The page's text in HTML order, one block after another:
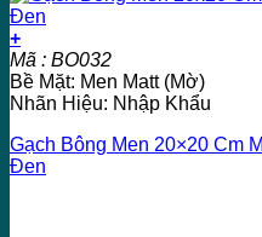
+
Mã : BO032
Bề Mặt: Men Matt (Mờ)
Nhãn Hiệu: Nhập Khẩu
Gạch Bông Men 20×20 Cm
Đen